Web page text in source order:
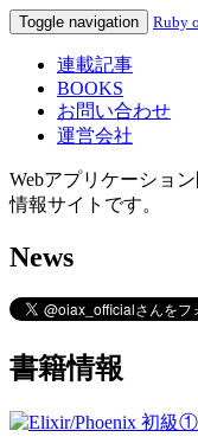
Toggle navigation Ruby
連載記事
BOOKS
お問い合わせ
運営会社
Webアプリケーショ
情報サイトです。
News
書籍情報